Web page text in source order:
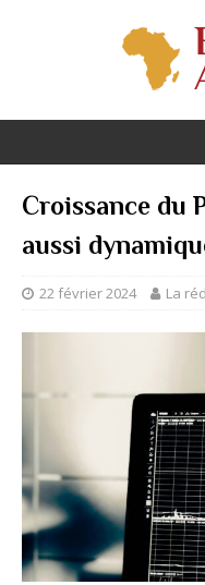
Croissance du
aussi
22 février 2024 La